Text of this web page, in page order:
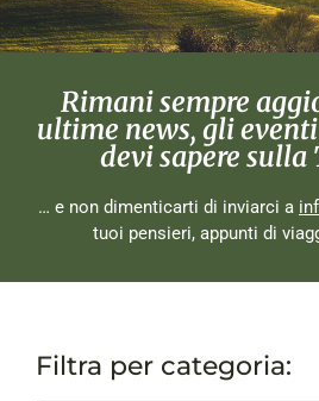
Rimani sempre
ultime news, gli
devi sapere sulla
… e non dimenticarti di inviarci a
tuoi pensieri, appunti di
Filtra per categoria: